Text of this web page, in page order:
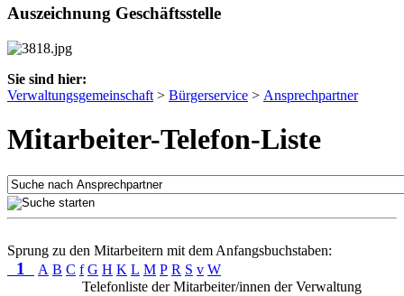
Auszeichnung Geschäftsstelle
Sie sind hier:
Verwaltungsgemeinschaft > Bürgerservice > Ansprechpartner
Mitarbeiter-Telefon-Liste
Sprung zu den Mitarbeitern mit dem Anfangsbuchstaben:
1 A B C f G H K L M P R S v W
Telefonliste der Mitarbeiter/innen der Verwaltung